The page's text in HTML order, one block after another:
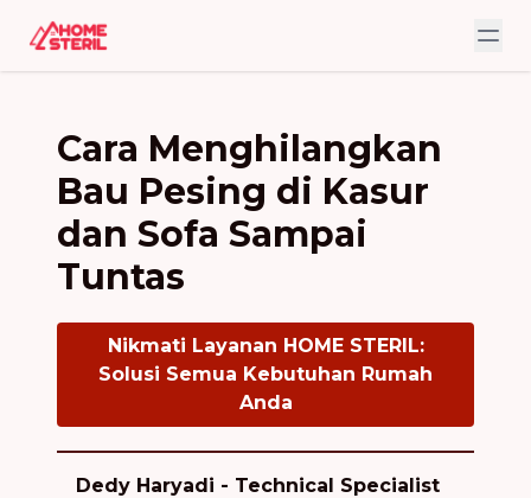
Cara Menghilangkan
Bau Pesing di Kasur
dan Sofa Sampai
Tuntas
Nikmati Layanan HOME STERIL:
Solusi Semua Kebutuhan Rumah
Anda
Dedy Haryadi - Technical Specialist